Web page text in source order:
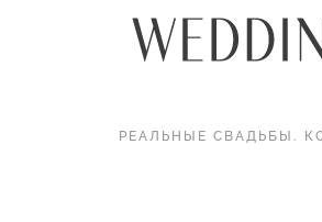
РЕАЛЬНЫЕ СВАДЬБЫ .